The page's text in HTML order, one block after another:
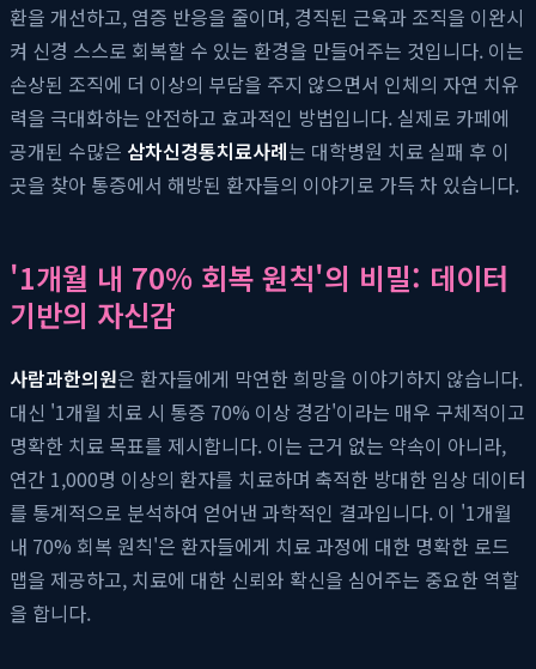
환을 개선하고, 염증 반응을 줄이며, 경직된 근육과 조직을 이완시
켜 신경 스스로 회복할 수 있는 환경을 만들어주는 것입니다. 이는
손상된 조직에 더 이상의 부담을 주지 않으면서 인체의 자연 치유
력을 극대화하는 안전하고 효과적인 방법입니다. 실제로 카페에
공개된 수많은 삼차신경통치료사례는 대학병원 치료 실패 후 이
곳을 찾아 통증에서 해방된 환자들의 이야기로 가득 차 있습니다.
'1개월 내 70% 회복 원칙'의 비밀: 데이터
기반의 자신감
사람과한의원은 환자들에게 막연한 희망을 이야기하지 않습니다.
대신 '1개월 치료 시 통증 70% 이상 경감'이라는 매우 구체적이고
명확한 치료 목표를 제시합니다. 이는 근거 없는 약속이 아니라,
연간 1,000명 이상의 환자를 치료하며 축적한 방대한 임상 데이터
를 통계적으로 분석하여 얻어낸 과학적인 결과입니다. 이 '1개월
내 70% 회복 원칙'은 환자들에게 치료 과정에 대한 명확한 로드
맵을 제공하고, 치료에 대한 신뢰와 확신을 심어주는 중요한 역할
을 합니다.